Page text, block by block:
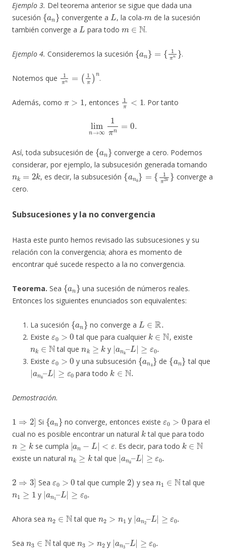
Ejemplo 3. Del teorema anterior se sigue que dada una
sucesión
{an}
convergente a
L
, la cola-
m
de la sucesión
también converge a
L
para todo
m∈N
.
Ejemplo 4. Consideremos la sucesión
{a n} 1π n }
.
Notemos que
1π
1
.
Además, como , entonces
1
. Por tanto
∞
Así, toda subsucesión de
{a n}
converge a cero. Podemos
considerar, por ejemplo, la subsucesión generada tomando
nk=2k
, es decir, la subsucesión
{ank }=
{1π2 k}
converge a
cero.
Subsucesiones y la no convergencia
Hasta este punto hemos revisado las subsucesiones y su
relación con la convergencia; ahora es momento de
encontrar qué sucede respecto a la no convergencia.
Teorema. Sea
{a n}
una sucesión de números reales.
Entonces los siguientes enunciados son equivalentes:
La sucesión
{a n}
no converge a
L R.
Existe
ε0>0
tal que para cualquier
k ∈N
, existe
nk∈N
tal que
n k≥k
y
|ank–L|
≥ε0.
Existe
ε 0> 0
y una subsucesión
{ank}
de
{a n}
tal que
|ank–L |
≥ε0
para todo
k∈N.
Demostración.
]
Si
{a n}
no converge, entonces existe
para el
cual no es posible encontrar un natural
k
tal que para todo
n≥k
se cumpla
|an−L|< ε
. Es decir, para todo
k ∈N
existe un natural
nk≥
tal que
|a nk–L |
≥ε 0.
2 ]
Sea tal que cumple
2)
y sea
N
tal que
n ≥ 1
y
|an1– L|
≥ε0.
Ahora sea
N
tal que y
| 2–
≥
Sea
N
tal que y
| 3–
≥